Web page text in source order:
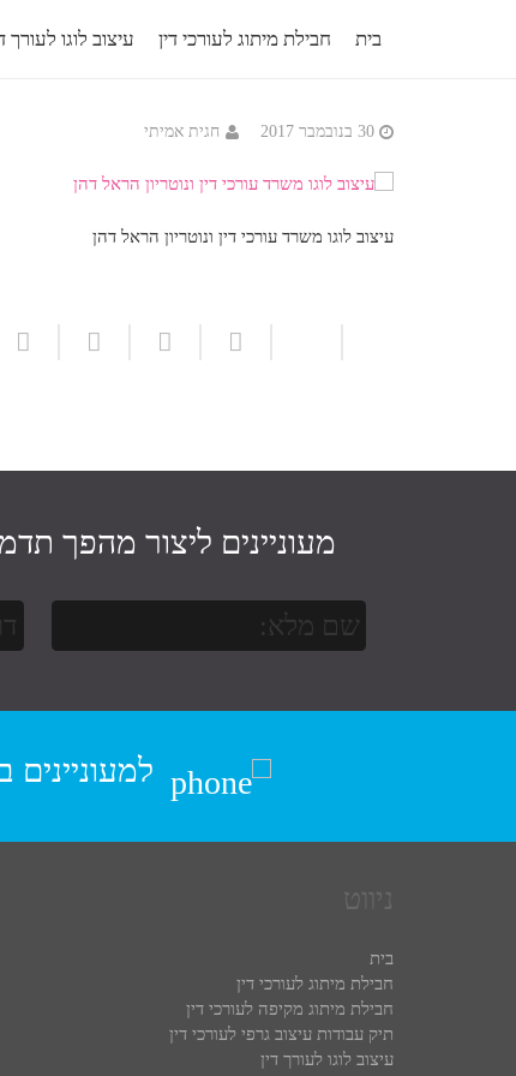
בית חבילת מיתוג לעורכי דין עיצוב לוגו לעורך
30 בנובמבר 2017 חגית אמיתי
עיצוב לוגו משרד עורכי דין ונוטריון הראל דהן
מעוניינים ליצור מהפך
למעוניינים
ניווט
בית
חבילת מיתוג לעורכי דין
חבילת מיתוג מקיפה לעורכי דין
תיק עבודות עיצוב גרפי לעורכי דין
עיצוב לוגו לעורך דין